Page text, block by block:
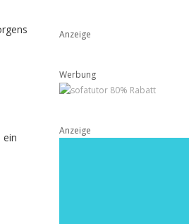
ein
Anzeige
Werbung
Anzeige